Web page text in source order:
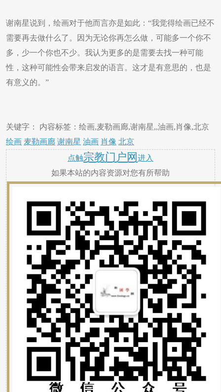
谢南星说到，绘画对于他而言亦是如此：“我觉得绘画已经不
需要再去做什么了。因为无论你再怎么做，可能多一个你不
多，少一个你也不少。我认为更多的是需要去找一种可能
性，这种可能性会带来启发的语言。这才是有意思的，也是
有意义的。”
关键字： 内容标签：绘画,麦勒画廊,谢南星,,油画,肖像,北京
绘画 麦勒画廊 谢南星 油画 肖像 北京
点触宗教门户网 进入
如果本站的内容资源对您有所帮助